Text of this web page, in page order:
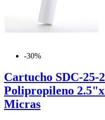
-30%
Cartucho SDC-25-
Polipropileno
Micras